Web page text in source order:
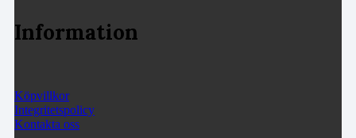
Information
Köpvillkor
Integritetspolicy
Kontakta oss